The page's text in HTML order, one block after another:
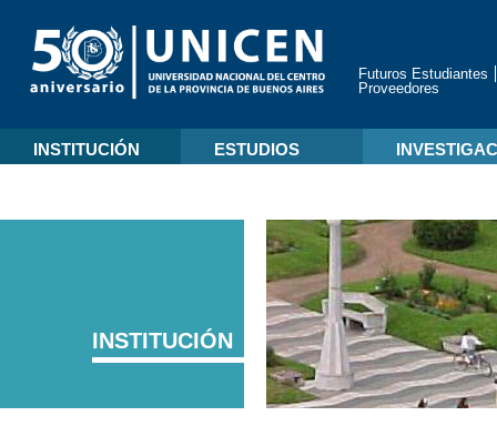
Futuros Estudiantes
Proveedores
INSTITUCIÓN ESTUDIOS
INSTITUCIÓN